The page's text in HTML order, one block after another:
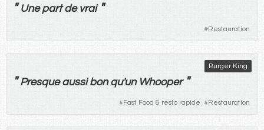
" Une part de vrai "
#Restauration
Burger King
" Presque aussi bonqu'unWhooper "
#Fast Food & resto rapide #Restauration